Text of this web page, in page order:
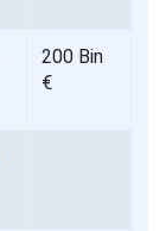
200 Bin
€